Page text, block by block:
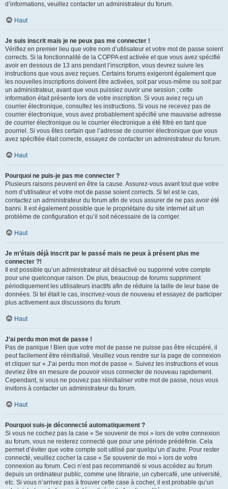
d’informations, veuillez contacter un administrateur du forum.
Haut
Je suis inscrit mais je ne peux pas me connecter !
Vérifiez en premier lieu que votre nom d’utilisateur et votre mot de passe soient
corrects. Si la fonctionnalité de la COPPA est activée et que vous avez spécifié
avoir en dessous de 13 ans pendant l’inscription, vous devrez suivre les
instructions que vous avez reçues. Certains forums exigeront également que
les nouvelles inscriptions doivent être activées, soit par vous-même ou soit par
un administrateur, avant que vous puissiez ouvrir une session ; cette
information était présente lors de votre inscription. Si vous aviez reçu un
courrier électronique, consultez les instructions. Si vous ne recevez pas de
courrier électronique, vous avez probablement spécifié une mauvaise adresse
de courrier électronique ou le courrier électronique a été filtré en tant que
pourriel. Si vous êtes certain que l’adresse de courrier électronique que vous
avez spécifiée était correcte, essayez de contacter un administrateur du forum.
Haut
Pourquoi ne puis-je pas me connecter ?
Plusieurs raisons peuvent en être la cause. Assurez-vous avant tout que votre
nom d’utilisateur et votre mot de passe soient corrects. Si tel est le cas,
contactez un administrateur du forum afin de vous assurer de ne pas avoir été
banni. Il est également possible que le propriétaire du site internet ait un
problème de configuration et qu’il soit nécessaire de la corriger.
Haut
Je m’étais déjà inscrit par le passé mais ne peux à présent plus me
connecter ?!
Il est possible qu’un administrateur ait désactivé ou supprimé votre compte
pour une quelconque raison. De plus, beaucoup de forums suppriment
périodiquement les utilisateurs inactifs afin de réduire la taille de leur base de
données. Si tel était le cas, inscrivez-vous de nouveau et essayez de participer
plus activement aux discussions du forum.
Haut
J’ai perdu mon mot de passe !
Pas de panique ! Bien que votre mot de passe ne puisse pas être récupéré, il
peut facilement être réinitialisé. Veuillez vous rendre sur la page de connexion
et cliquer sur « J’ai perdu mon mot de passe ». Suivez les instructions et vous
devriez être en mesure de pouvoir vous connecter de nouveau rapidement.
Cependant, si vous ne pouvez pas réinitialiser votre mot de passe, nous vous
invitons à contacter un administrateur du forum.
Haut
Pourquoi suis-je déconnecté automatiquement ?
Si vous ne cochez pas la case « Se souvenir de moi » lors de votre connexion
au forum, vous ne resterez connecté que pour une période prédéfinie. Cela
permet d’éviter que votre compte soit utilisé par quelqu’un d’autre. Pour rester
connecté, veuillez cocher la case « Se souvenir de moi » lors de votre
connexion au forum. Ceci n’est pas recommandé si vous accédez au forum
depuis un ordinateur public, comme une librairie, un cybercafé, une université,
etc. Si vous n’arrivez pas à trouver cette case à cocher, il est probable qu’un